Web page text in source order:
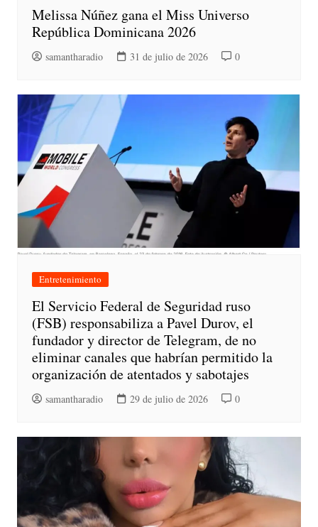
Melissa Núñez gana el Miss Universo
República Dominicana 2026
samantharadio 31 de julio de 2026 0
Entretenimiento
El Servicio Federal de Seguridad ruso
(FSB) responsabiliza a Pavel Durov, el
fundador y director de Telegram, de no
eliminar canales que habrían permitido la
organización de atentados y sabotajes
samantharadio 29 de julio de 2026 0